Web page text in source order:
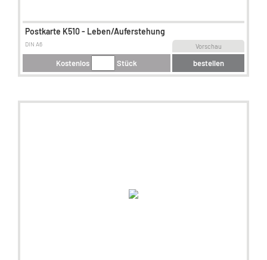
Postkarte K510 - Leben/Auferstehung
Vorschau
DIN A6
Kostenlos Stück bestellen